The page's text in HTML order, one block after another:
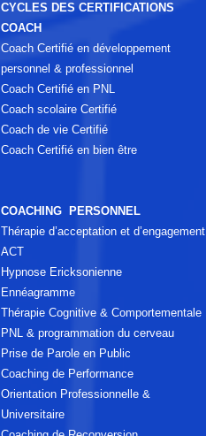
CYCLES DES CERTIFICATIONS
COACH
Coach Certifié en développement
personnel & professionnel
Coach Certifié en PNL
Coach scolaire Certifié
Coach de vie Certifié
Coach Certifié en bien être
COACHING PERSONNEL
Thérapie d’acceptation et d’engagement
ACT
Hypnose Ericksonienne
Ennéagramme
Thérapie Cognitive & Comportementale
PNL & programmation du cerveau
Prise de Parole en Public
Coaching de Performance
Orientation Professionnelle &
Universitaire